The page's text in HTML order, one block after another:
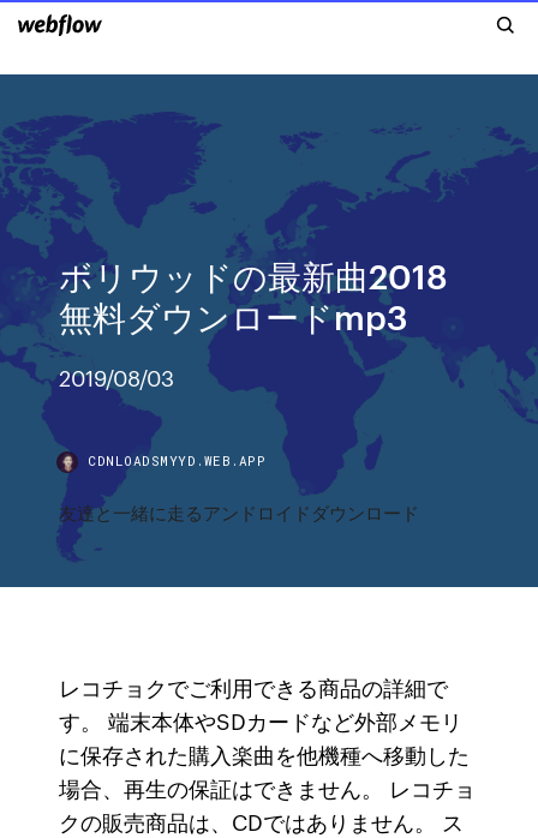
ボリウッドの最新曲2018
無料ダウンロードmp3
2019/08/03
CDNLOADSMYYD.WEB.APP
友達と一緒に走るアンドロイドダウンロード
レコチョクでご利用できる商品の詳細で
す。 端末本体やSDカードなど外部メモリ
に保存された購入楽曲を他機種へ移動した
場合、再生の保証はできません。 レコチョ
クの販売商品は、CDではありません。 ス